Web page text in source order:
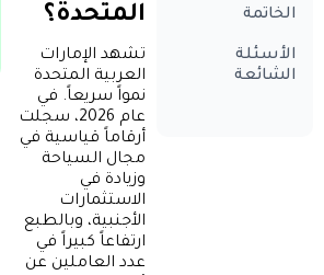
الخاتمة
الأسئلة
الشائعة
المتحدة؟
تشهد الإمارات
العربية المتحدة
نمواً سريعاً. في
عام 2026، سجلت
أرقاماً قياسية في
مجال السياحة
وزيادة في
الاستثمارات
الأجنبية، وبالطبع
ارتفاعاً كبيراً في
عدد العاملين عن